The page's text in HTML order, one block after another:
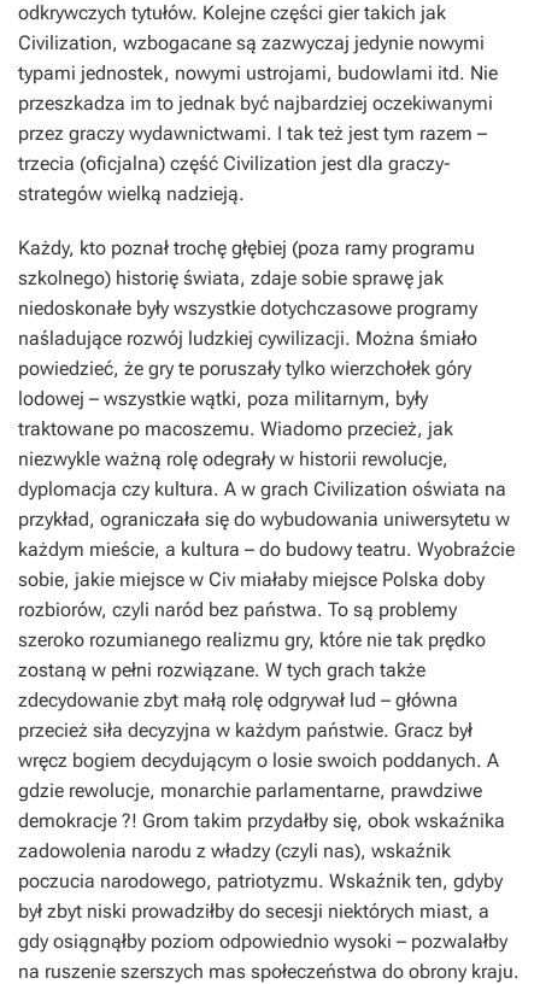
odkrywczych tytułów. Kolejne części gier takich jak
Civilization, wzbogacane są zazwyczaj jedynie nowymi
typami jednostek, nowymi ustrojami, budowlami itd. Nie
przeszkadza im to jednak być najbardziej oczekiwanymi
przez graczy wydawnictwami. I tak też jest tym razem –
trzecia (oficjalna) część Civilization jest dla graczy-
strategów wielką nadzieją.
Każdy, kto poznał trochę głębiej (poza ramy programu
szkolnego) historię świata, zdaje sobie sprawę jak
niedoskonałe były wszystkie dotychczasowe programy
naśladujące rozwój ludzkiej cywilizacji. Można śmiało
powiedzieć, że gry te poruszały tylko wierzchołek góry
lodowej – wszystkie wątki, poza militarnym, były
traktowane po macoszemu. Wiadomo przecież, jak
niezwykle ważną rolę odegrały w historii rewolucje,
dyplomacja czy kultura. A w grach Civilization oświata na
przykład, ograniczała się do wybudowania uniwersytetu w
każdym mieście, a kultura – do budowy teatru. Wyobraźcie
sobie, jakie miejsce w Civ miałaby miejsce Polska doby
rozbiorów, czyli naród bez państwa. To są problemy
szeroko rozumianego realizmu gry, które nie tak prędko
zostaną w pełni rozwiązane. W tych grach także
zdecydowanie zbyt małą rolę odgrywał lud – główna
przecież siła decyzyjna w każdym państwie. Gracz był
wręcz bogiem decydującym o losie swoich poddanych. A
gdzie rewolucje, monarchie parlamentarne, prawdziwe
demokracje ?! Grom takim przydałby się, obok wskaźnika
zadowolenia narodu z władzy (czyli nas), wskaźnik
poczucia narodowego, patriotyzmu. Wskaźnik ten, gdyby
był zbyt niski prowadziłby do secesji niektórych miast, a
gdy osiągnąłby poziom odpowiednio wysoki – pozwalałby
na ruszenie szerszych mas społeczeństwa do obrony kraju.